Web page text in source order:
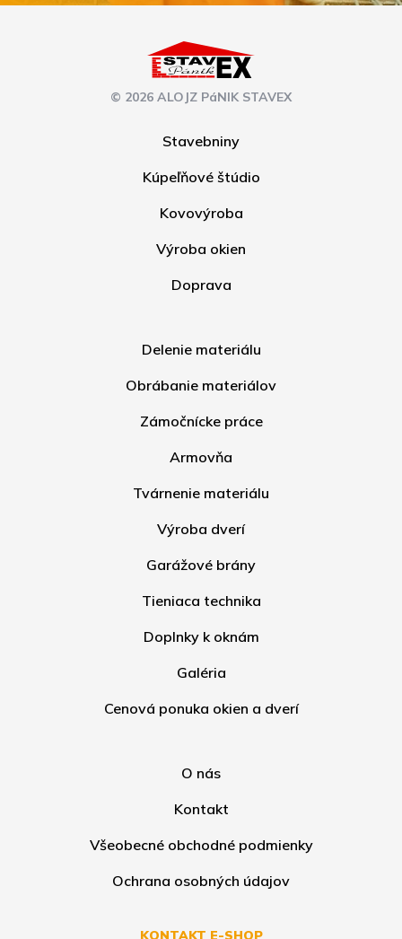
© 2026 ALOJZ PáNIK STAVEX
Stavebniny
Kúpeľňové štúdio
Kovovýroba
Výroba okien
Doprava
Delenie materiálu
Obrábanie materiálov
Zámočnícke práce
Armovňa
Tvárnenie materiálu
Výroba dverí
Garážové brány
Tieniaca technika
Doplnky k oknám
Galéria
Cenová ponuka okien a dverí
O nás
Kontakt
Všeobecné obchodné podmienky
Ochrana osobných údajov
KONTAKT E-SHOP